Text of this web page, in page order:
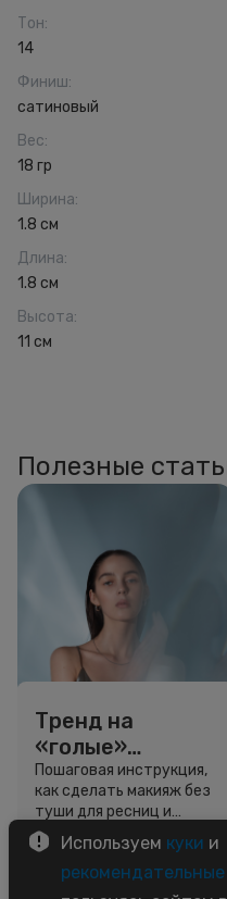
Тон:
14
Финиш:
сатиновый
Вес:
18 гр
Ширина:
1.8 см
Длина:
1.8 см
Высота:
11 см
Полезные
Тренд на
«голые»
ресницы: как
выглядеть
свежо, не
используя тушь
Пошаговая инструкция,
как сделать макияж без
туши для ресниц и
звёздный образ для
вдохновения.
3 минуты
Используем куки и